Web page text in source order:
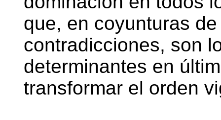
que, en coyunturas
contradicciones, son
determinantes en
transformar el orden